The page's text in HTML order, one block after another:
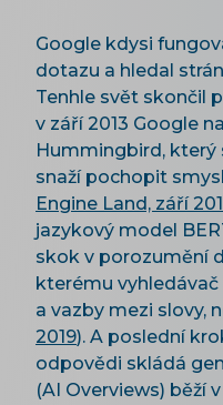
Google kdysi
dotazu a hledal
Tenhle svět skončil
v září 2013 Google
Hummingbird,
snaží pochopit
Engine Land, září
jazykový model
skok v porozumění
kterému
a vazby mezi slovy,
2019). A poslední
odpovědi skládá
(AI Overviews) běží